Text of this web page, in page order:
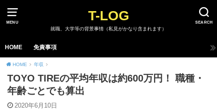
MENU SEARCH
T-LOG
就職、大学等の背景事情（私見がかなり含まれます）
HOME 免責事項
HOME 年収
TOYO TIREの平均年収は約600万円！ 職種・
年齢ごとでも算出
2020年6月10日